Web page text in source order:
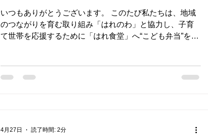
2022‐2023にっぽんの宝物 圏央道大会準グランプリ／
JAPAN大会特別賞受賞しました自慢の一品です 第3回：
こども幕ノ内弁当 （レモンゼリー付き） 20種類の野菜を
いつもありがとうございます。 このたび私たちは、地域
のつながりを育む取り組み「はれのわ」と協力し、子育
て世帯を応援するために「はれ食堂」へ“こども弁当”をお
日 シーグラスで作るワークショップも行います ぜひ気軽
4月27日 読了時間: 2分